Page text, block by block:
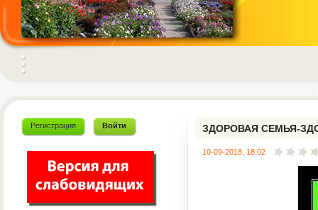
Регистрация Войти ЗДОРОВАЯ СЕМЬЯ-
10-09-2018, 18:02